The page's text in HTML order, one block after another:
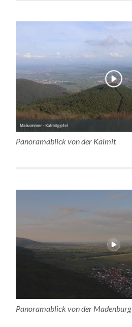
Panoramablick von der Kalmit
Panoramablick von der Madenburg